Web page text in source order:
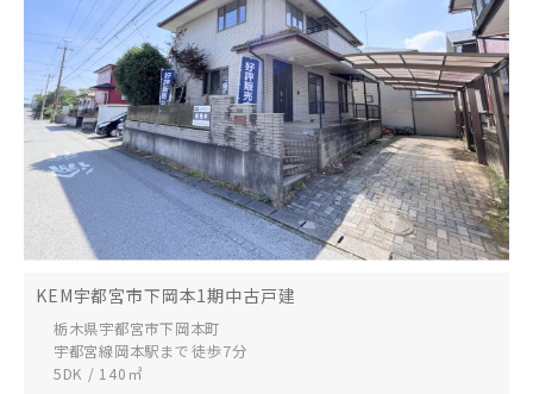
KEM宇都宮市下岡本1期中古戸建
栃木県宇都宮市下岡本町
宇都宮線岡本駅まで 徒歩7分
5DK / 140㎡